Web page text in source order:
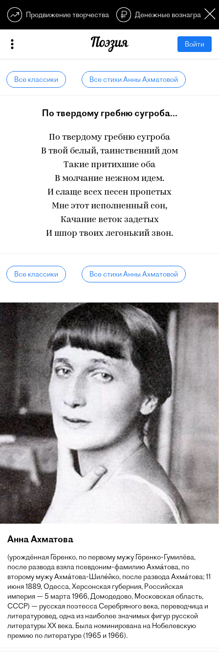
Продвижение творчества Денежные
Войти
Все классики Все стихи Анны Ахматовой
По твердому гребню сугроба...
Пo твердому гребню сугроба
В твой белый, таинственний дом
Такие притихшие оба
В молчание нежном идем.
И слаще всех песен пропетых
Мне этот исполненный сон,
Качание веток задетых
И шпор твоих легонький звон.
Все классики Все стихи Анны Ахматовой
Анна Ахматова
(урождённая Го́ренко, по первому мужу Го́ренко-Гумилёва,
после развода взяла псевдоним-фамилию Ахма́това, по
второму мужу Ахма́това-Шиле́йко, после развода Ахма́това; 11
июня 1889, Одесса, Херсонская губерния, Российская
империя — 5 марта 1966, Домодедово, Московская область,
СССР) — русская поэтесса Серебряного века, переводчица и
литературовед, одна из наиболее значимых фигур русской
литературы XX века. Была номинирована на Нобелевскую
премию по литературе (1965 и 1966).